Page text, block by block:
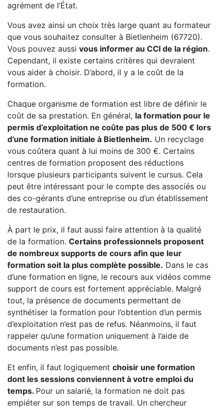
agrément de l’État.
Vous avez ainsi un choix très large quant au formateur
que vous souhaitez consulter à Bietlenheim (67720).
Vous pouvez aussi vous informer au CCI de la région.
Cependant, il existe certains critères qui devraient
vous aider à choisir. D’abord, il y a le coût de la
formation.
Chaque organisme de formation est libre de définir le
coût de sa prestation. En général, la formation pour le
permis d’exploitation ne coûte pas plus de 500 € lors
d’une formation initiale à Bietlenheim. Un recyclage
vous coûtera quant à lui moins de 300 €. Certains
centres de formation proposent des réductions
lorsque plusieurs participants suivent le cursus. Cela
peut être intéressant pour le compte des associés ou
des co-gérants d’une entreprise ou d’un établissement
de restauration.
À part le prix, il faut aussi faire attention à la qualité
de la formation. Certains professionnels proposent
de nombreux supports de cours afin que leur
formation soit la plus complète possible. Dans le cas
d’une formation en ligne, le recours aux vidéos comme
support de cours est fortement appréciable. Malgré
tout, la présence de documents permettant de
synthétiser la formation pour l’obtention d’un permis
d’exploitation n’est pas de refus. Néanmoins, il faut
rappeler qu’une formation uniquement à l’aide de
documents n’est pas possible.
Et enfin, il faut logiquement choisir une formation
dont les sessions conviennent à votre emploi du
temps. Pour un salarié, la formation ne doit pas
empiéter sur son temps de travail. Un chercheur